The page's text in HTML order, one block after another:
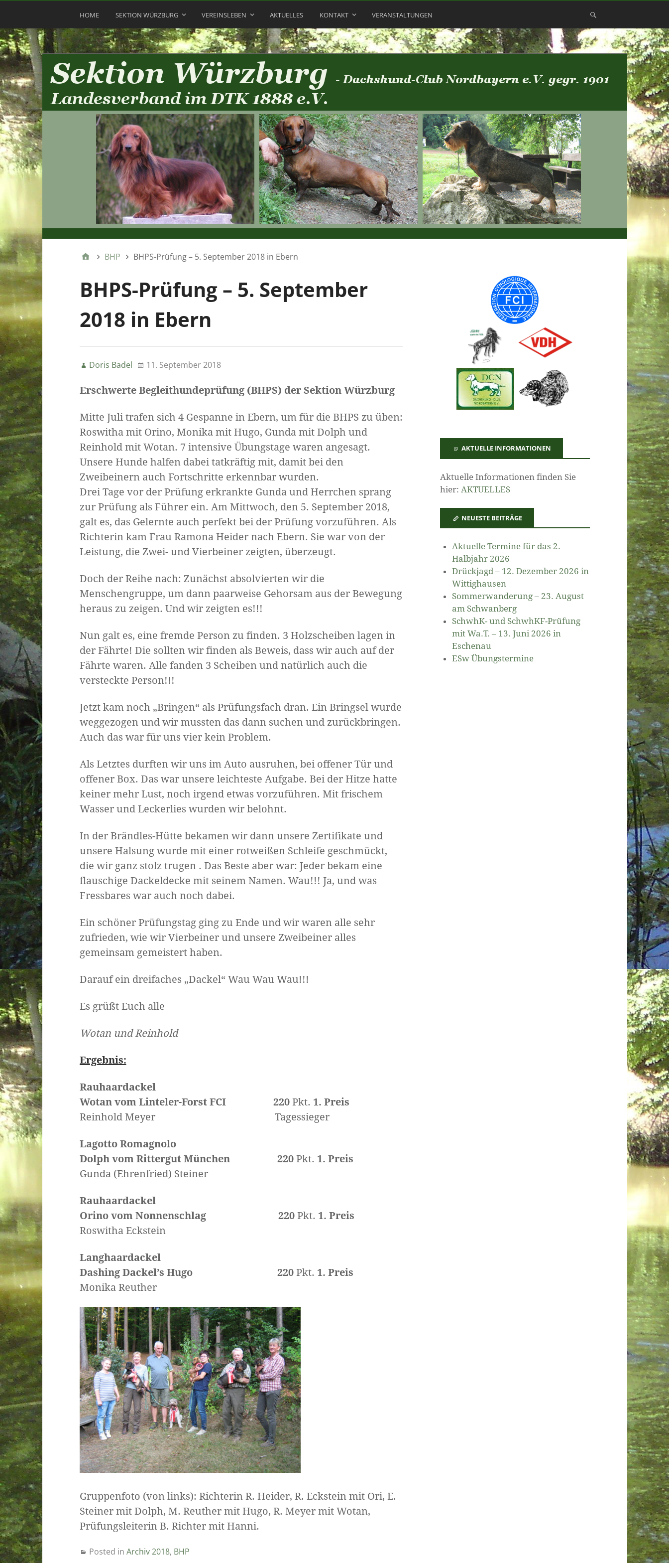
HOME SEKTION WÜRZBURG VEREINSLEBEN AKTUELLES KONTAKT VERANSTALTUNGEN
BHP BHPS-Prüfung – 5. September 2018 in Ebern
BHPS-Prüfung – 5. September
2018 in Ebern
Doris Badel 11. September 2018
Erschwerte Begleithundeprüfung (BHPS) der Sektion Würzburg
Mitte Juli trafen sich 4 Gespanne in Ebern, um für die BHPS zu üben:
Roswitha mit Orino, Monika mit Hugo, Gunda mit Dolph und
Reinhold mit Wotan. 7 intensive Übungstage waren angesagt.
Unsere Hunde halfen dabei tatkräftig mit, damit bei den
Zweibeinern auch Fortschritte erkennbar wurden.
Drei Tage vor der Prüfung erkrankte Gunda und Herrchen sprang
zur Prüfung als Führer ein. Am Mittwoch, den 5. September 2018,
galt es, das Gelernte auch perfekt bei der Prüfung vorzuführen. Als
Richterin kam Frau Ramona Heider nach Ebern. Sie war von der
Leistung, die Zwei- und Vierbeiner zeigten, überzeugt.
Doch der Reihe nach: Zunächst absolvierten wir die
Menschengruppe, um dann paarweise Gehorsam aus der Bewegung
heraus zu zeigen. Und wir zeigten es!!!
Nun galt es, eine fremde Person zu finden. 3 Holzscheiben lagen in
der Fährte! Die sollten wir finden als Beweis, dass wir auch auf der
Fährte waren. Alle fanden 3 Scheiben und natürlich auch die
versteckte Person!!!
Jetzt kam noch „Bringen“ als Prüfungsfach dran. Ein Bringsel wurde
weggezogen und wir mussten das dann suchen und zurückbringen.
Auch das war für uns vier kein Problem.
Als Letztes durften wir uns im Auto ausruhen, bei offener Tür und
offener Box. Das war unsere leichteste Aufgabe. Bei der Hitze hatte
keiner mehr Lust, noch irgend etwas vorzuführen. Mit frischem
Wasser und Leckerlies wurden wir belohnt.
In der Brändles-Hütte bekamen wir dann unsere Zertifikate und
unsere Halsung wurde mit einer rotweißen Schleife geschmückt,
die wir ganz stolz trugen . Das Beste aber war: Jeder bekam eine
flauschige Dackeldecke mit seinem Namen. Wau!!! Ja, und was
Fressbares war auch noch dabei.
Ein schöner Prüfungstag ging zu Ende und wir waren alle sehr
zufrieden, wie wir Vierbeiner und unsere Zweibeiner alles
gemeinsam gemeistert haben.
Darauf ein dreifaches „Dackel“ Wau Wau Wau!!!
Es grüßt Euch alle
Wotan und Reinhold
Ergebnis:
Rauhaardackel
Wotan vom Linteler-Forst FCI
220Pkt. 1. Preis
Reinhold Meyer Tagessieger
Lagotto Romagnolo
Dolph vom Rittergut München
220Pkt. 1. Preis
Gunda (Ehrenfried) Steiner
Rauhaardackel
Orino vom Nonnenschlag 220 Pkt. 1. Preis
Roswitha Eckstein
Langhaardackel
Dashing Dackel’s Hugo 220 Pkt. 1. Preis
Monika Reuther
Gruppenfoto (von links): Richterin R. Heider, R. Eckstein mit Ori, E.
Steiner mit Dolph, M. Reuther mit Hugo, R. Meyer mit Wotan,
Prüfungsleiterin B. Richter mit Hanni.
Posted in Archiv 2018, BHP
AKTUELLE INFORMATIONEN
Aktuelle Informationen finden Sie
hier: AKTUELLES
NEUESTE BEITRÄGE
Aktuelle Termine für das 2.
Halbjahr 2026
Drückjagd – 12. Dezember 2026 in
Wittighausen
Sommerwanderung – 23. August
am Schwanberg
SchwhK- und SchwhKF-Prüfung
mit Wa.T. – 13. Juni 2026 in
Eschenau
ESw Übungstermine